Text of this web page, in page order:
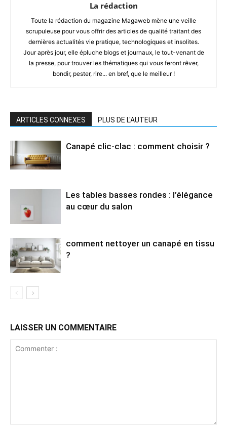
La rédaction
Toute la rédaction du magazine Magaweb mène une veille
scrupuleuse pour vous offrir des articles de qualité traitant des
dernières actualités vie pratique, technologiques et insolites.
Jour après jour, elle épluche blogs et journaux, le tout-venant de
la presse, pour trouver les thématiques qui vous feront rêver,
bondir, pester, rire... en bref, que le meilleur !
ARTICLES CONNEXES PLUS DE L'AUTEUR
Canapé clic-clac : comment choisir ?
Les tables basses rondes : l’élégance
au cœur du salon
comment nettoyer un canapé en tissu
?
LAISSER UN COMMENTAIRE